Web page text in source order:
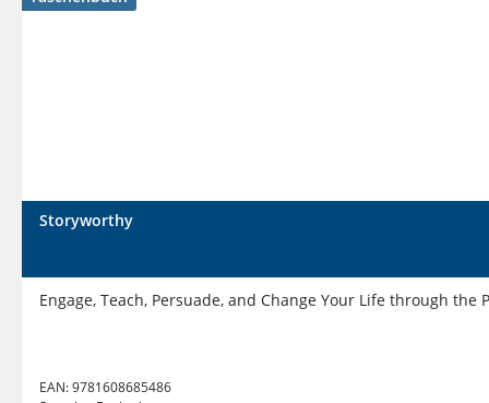
Storyworthy
Engage, Teach, Persuade, and Change Your Life through the
EAN:9781608685486